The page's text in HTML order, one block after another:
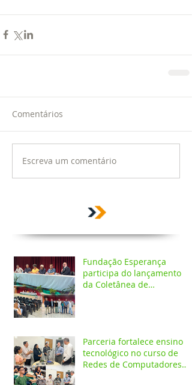
Comentários
Escreva um comentário
Fundação Esperança
participa do lançamento
da Coletânea de
ambiente
Parceria fortalece ensino
tecnológico no curso de
Redes de Computadores